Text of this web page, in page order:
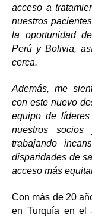
acceso a
nuestros
la oportunidad
Perú y Bolivia,
cerca.
Además, me
con este nuevo
equipo de
nuestros socios
trabajando
disparidades de
acceso más
Con más de 20
en Turquía en el